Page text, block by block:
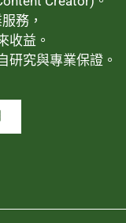
務，
收益。
研究與專業保證。